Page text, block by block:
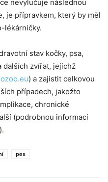
nevylučuje následnou
je přípravkem, který by měl
lékárničky.
stav kočky, psa,
dalších zvířat, jejichž
) a zajistit celkovou
případech, jakožto
chronické
(podrobnou informaci
).
pes